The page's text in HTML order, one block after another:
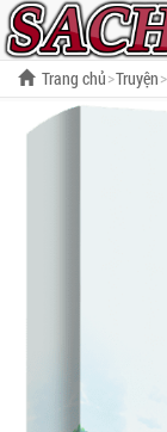
Trang chủ Truyện